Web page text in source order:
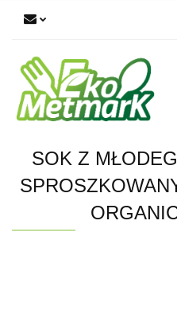
SOK Z